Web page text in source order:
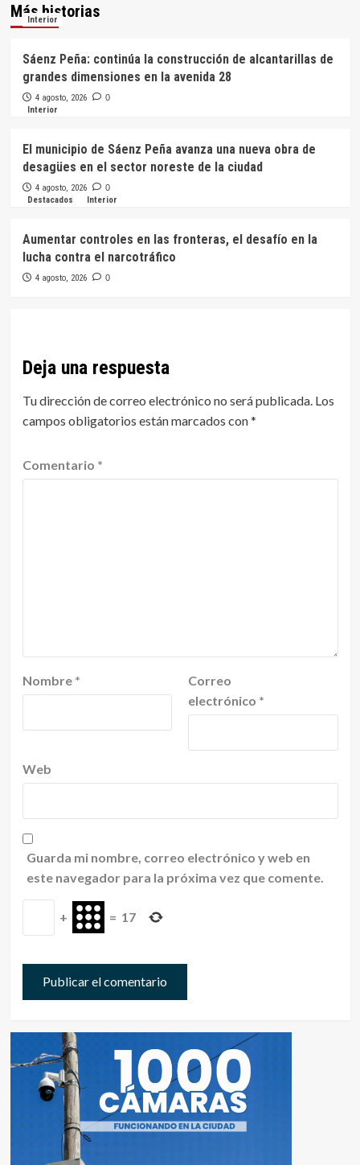
Más historias
Interior
Sáenz Peña: continúa la construcción de alcantarillas de
grandes dimensiones en la avenida 28
4 agosto, 2026 0
Interior
El municipio de Sáenz Peña avanza una nueva obra de
desagües en el sector noreste de la ciudad
4 agosto, 2026 0
Destacados Interior
Aumentar controles en las fronteras, el desafío en la
lucha contra el narcotráfico
4 agosto, 2026 0
Deja una respuesta
Tu dirección de correo electrónico no será publicada. Los
campos obligatorios están marcados con*
Comentario *
Nombre *
Correo
electrónico *
Web
Guarda mi nombre, correo electrónico y web en
este navegador para la próxima vez que comente.
+ = 17